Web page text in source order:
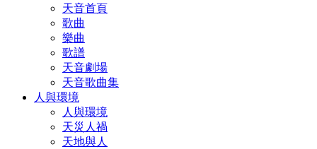
天音首頁
歌曲
樂曲
歌譜
天音劇場
天音歌曲集
人與環境
人與環境
天災人禍
天地與人